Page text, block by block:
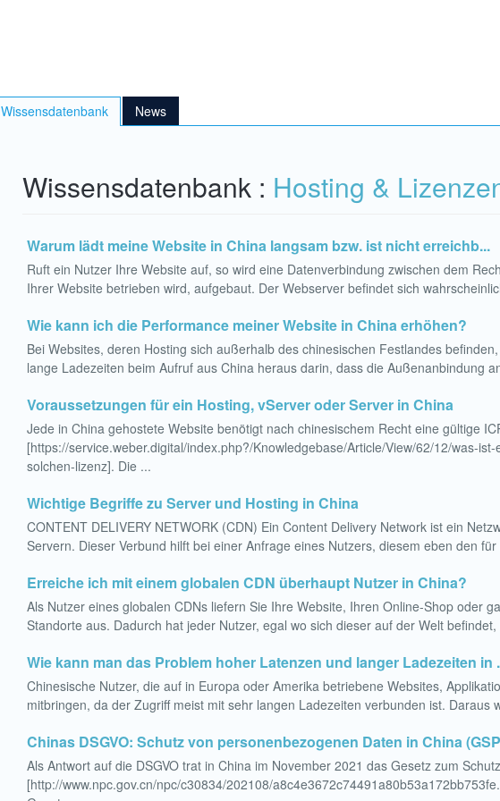
Wissensdatenbank News
Wissensdatenbank : Hosting &
Warum lädt meine Website in China langsam bzw. ist nicht erreichb...
Ruft ein Nutzer Ihre Website auf, so wird eine Datenverbindung zwischen dem
Ihrer Website betrieben wird, aufgebaut. Der Webserver befindet sich
Wie kann ich die Performance meiner Website in China erhöhen?
Bei Websites, deren Hosting sich außerhalb des chinesischen Festlandes
lange Ladezeiten beim Aufruf aus China heraus darin, dass die Außenanbindung
Voraussetzungen für ein Hosting, vServer oder Server in China
Jede in China gehostete Website benötigt nach chinesischem Recht eine gültige
[https://service.weber.digital/index.php?/Knowledgebase/Article/View/62/12/was-
solchen-lizenz]. Die ...
Wichtige Begriffe zu Server und Hosting in China
CONTENT DELIVERY NETWORK (CDN) Ein Content Delivery Network ist ein
Servern. Dieser Verbund hilft bei einer Anfrage eines Nutzers, diesem eben den
Erreiche ich mit einem globalen CDN überhaupt Nutzer in China?
Als Nutzer eines globalen CDNs liefern Sie Ihre Website, Ihren Online-Shop oder
Standorte aus. Dadurch hat jeder Nutzer, egal wo sich dieser auf der Welt
Wie kann man das Problem hoher Latenzen und langer Ladezeiten in
Chinesische Nutzer, die auf in Europa oder Amerika betriebene Websites,
mitbringen, da der Zugriff meist mit sehr langen Ladezeiten verbunden ist. Daraus
Chinas DSGVO: Schutz von personenbezogenen Daten in China
Als Antwort auf die DSGVO trat in China im November 2021 das Gesetz zum
[http://www.npc.gov.cn/npc/c30834/202108/